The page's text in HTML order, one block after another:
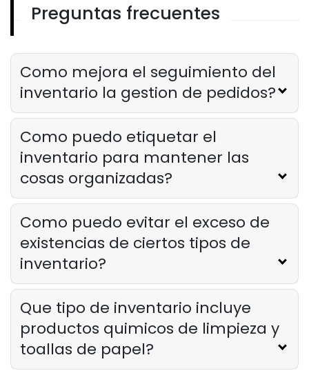
Seguimiento Del Inventario
rastrear el inventario
Derrick McMahon Apr 23, 2025
Preguntas frecuentes
Como mejora el seguimiento del
inventario la gestion de pedidos?
Como puedo etiquetar el
inventario para mantener las
cosas organizadas?
Como puedo evitar el exceso de
existencias de ciertos tipos de
inventario?
Que tipo de inventario incluye
productos quimicos de limpieza y
toallas de papel?